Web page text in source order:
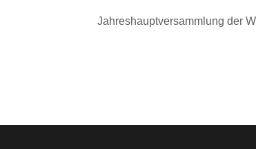
Jahreshauptversammlung der